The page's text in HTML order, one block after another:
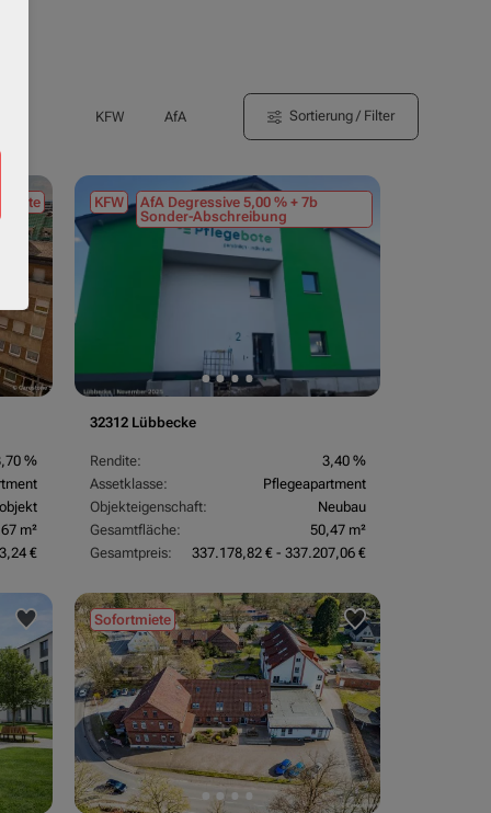
KFW AfA Sortierung / Filter
%
m²
€
KFW
AfA Degressive 5,00 % + 7b
Sonder-Abschreibung
32312 Lübbecke
Rendite:
3,40 %
Assetklasse:
Pflegeapartment
Objekteigenschaft:
Neubau
Gesamtfläche:
50,47 m²
Gesamtpreis:
337.178,82 € - 337.207,06 €
Sofortmiete